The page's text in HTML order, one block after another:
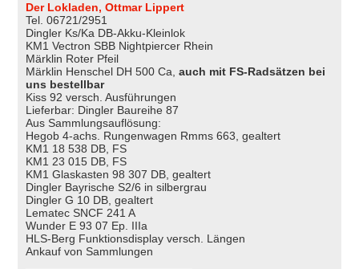
Der Lokladen, Ottmar Lippert
Tel. 06721/2951
Dingler Ks/Ka DB-Akku-Kleinlok
KM1 Vectron SBB Nightpiercer Rhein
Märklin Roter Pfeil
Märklin Henschel DH 500 Ca,auch mit FS-Radsätzen bei
uns bestellbar
Kiss 92 versch. Ausführungen
Lieferbar: Dingler Baureihe 87
Aus Sammlungsauflösung:
Hegob 4-achs. Rungenwagen Rmms 663, gealtert
KM1 18 538 DB, FS
KM1 23 015 DB, FS
KM1 Glaskasten 98 307 DB, gealtert
Dingler Bayrische S2/6 in silbergrau
Dingler G 10 DB, gealtert
Lematec SNCF 241 A
Wunder E 93 07 Ep. IIIa
HLS-Berg Funktionsdisplay versch. Längen
Ankauf von Sammlungen